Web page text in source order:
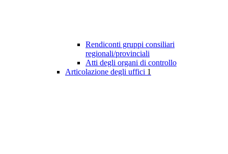
Rendiconti gruppi consiliari
regionali/provinciali
Atti degli organi di controllo
Articolazione degli uffici 1